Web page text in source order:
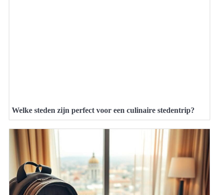
Welke steden zijn perfect voor een culinaire stedentrip?